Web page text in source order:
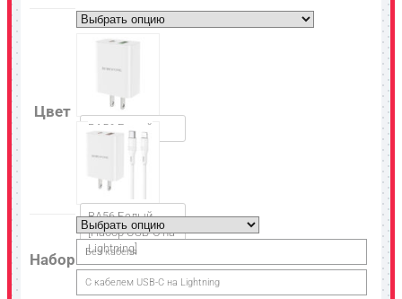
Цвет
BA56 Белый
BA56 Белый
[Набор USB-C на
Lightning]
Набор Без кабеля
С кабелем USB-C на Lightning